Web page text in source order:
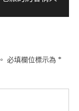
必填欄位標示為 *